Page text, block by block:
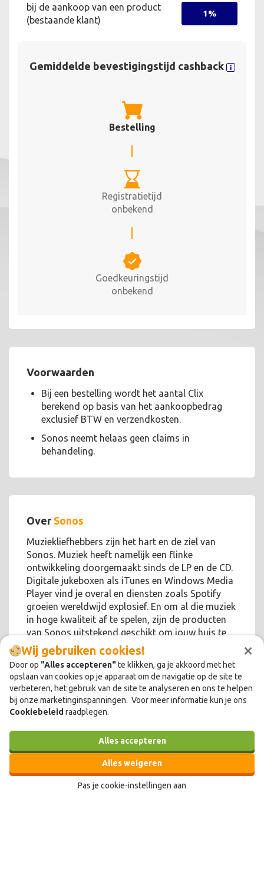
×
Wij gebruiken cookies!
Door op "Alles accepteren"te klikken, ga je akkoord met het
opslaan van cookies op je apparaat om de navigatie op de site te
verbeteren, het gebruik van de site te analyseren en ons te helpen
bij onze marketinginspanningen. Voor meer informatie kun je ons
Cookiebeleid raadplegen.
Alles accepteren
Alles weigeren
Pas je cookie-instellingen aan
bij de aankoop van een product
(bestaande klant)
1%
Gemiddelde bevestigingstijd cashback
Bestelling
Registratietijd
onbekend
Goedkeuringstijd
onbekend
Voorwaarden
Bij een bestelling wordt het aantal Clix
berekend op basis van het aankoopbedrag
exclusief BTW en verzendkosten.
Sonos neemt helaas geen claims in
behandeling.
Over Sonos
Muziekliefhebbers zijn het hart en de ziel van
Sonos. Muziek heeft namelijk een flinke
ontwikkeling doorgemaakt sinds de LP en de CD.
Digitale jukeboxen als iTunes en Windows Media
Player vind je overal en diensten zoals Spotify
groeien wereldwijd explosief. En om al die muziek
in hoge kwaliteit af te spelen, zijn de producten
van Sonos uitstekend geschikt om jouw huis te
verfraaien.